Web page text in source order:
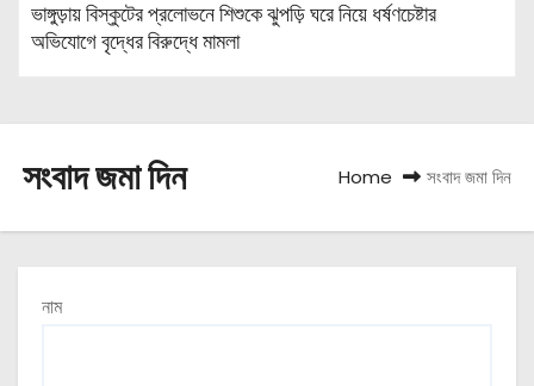
ভাঙ্গুড়ায় বিস্কুটের প্রলোভনে শিশুকে ঝুপড়ি ঘরে নিয়ে ধর্ষণচেষ্টার
অভিযোগে বৃদ্ধের বিরুদ্ধে মামলা
সংবাদ জমা দিন Home সংবাদ জমা দিন
নাম